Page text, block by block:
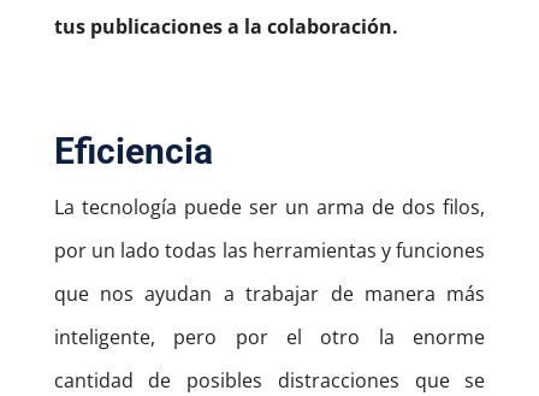
tus publicaciones a la colaboración.
Eficiencia
La tecnología puede ser un arma de dos filos,
por un lado todas las herramientas y funciones
que nos ayudan a trabajar de manera más
inteligente, pero por el otro la enorme
cantidad de posibles distracciones que se